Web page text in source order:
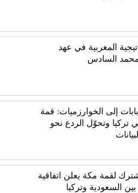
المغربية في عهد
السادس
إلى الخوارزميات: قمة
تركيا وتحوّل الردع نحو
لقمة مكة يعلن اتفاقية
السعودية وتركيا